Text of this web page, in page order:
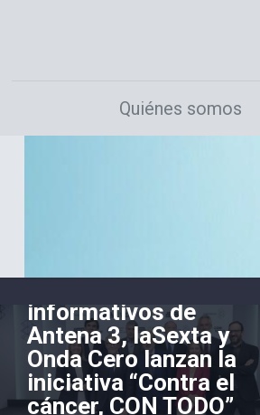
Quiénes somos
informativos de
Antena 3, laSexta y
Onda Cero lanzan la
iniciativa “Contra el
cáncer, CON TODO”